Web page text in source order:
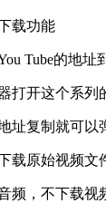
载功能
Tube的地址
打开这个系列
址复制就可以
载原始视频文
频，不下载视